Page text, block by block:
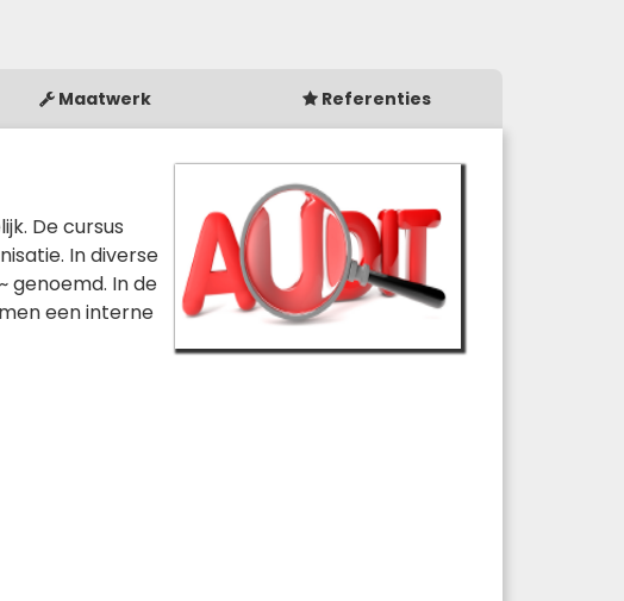
Maatwerk Referenties
De cursus
In diverse
genoemd. In de
een interne